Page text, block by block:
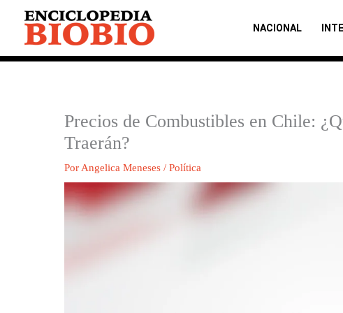
contenido
NACIONAL
Precios de Combustibles en Chile:
Traerán?
Por Angelica Meneses / Política